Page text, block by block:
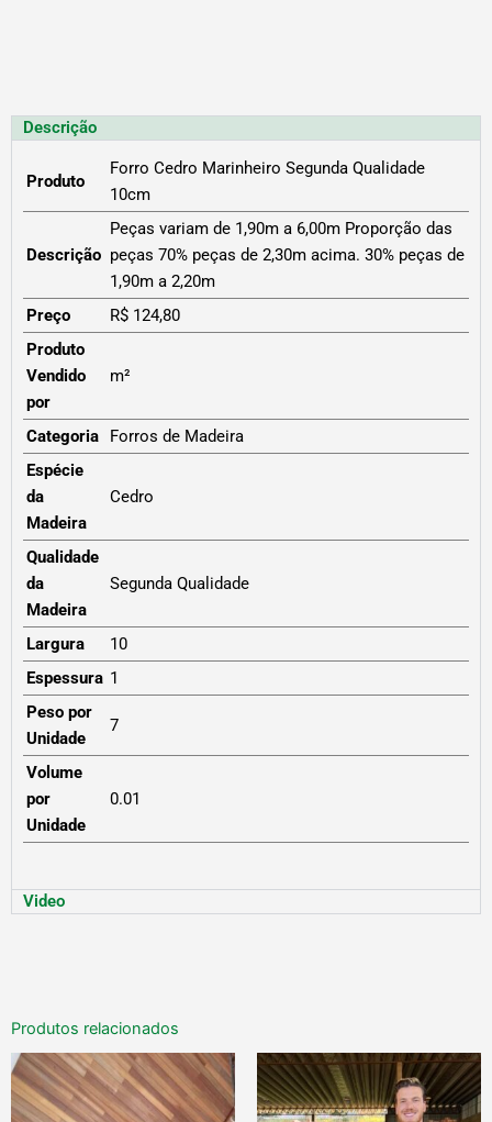
Descrição
Produto
Forro Cedro Marinheiro Segunda Qualidade
10cm
Descrição
Peças variam de 1,90m a 6,00m Proporção das
peças 70% peças de 2,30m acima. 30% peças de
1,90m a 2,20m
Preço
R$ 124,80
Produto
Vendido
por
m²
Categoria
Forros de Madeira
Espécie
da
Madeira
Cedro
Qualidade
da
Madeira
Segunda Qualidade
Largura
10
Espessura 1
Peso por
Unidade
7
Volume
por
Unidade
0.01
Video
Produtos relacionados